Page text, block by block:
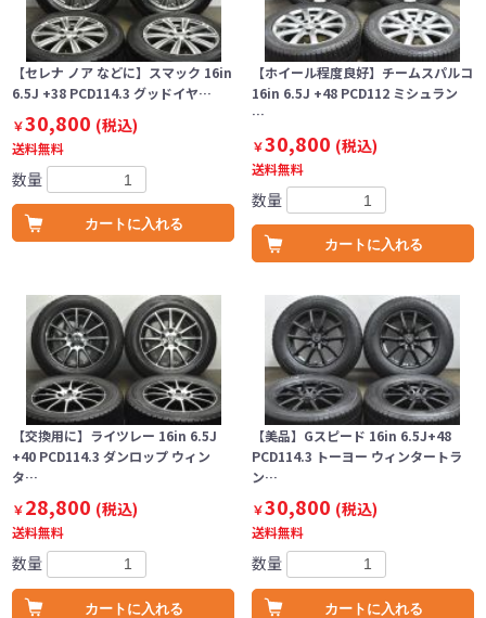
【セレナ ノア などに】スマック 16in
6.5J +38 PCD114.3 グッドイヤ…
￥30,800 (税込)
送料無料
数量
カートに入れる
【ホイール程度良好】チームスパルコ
16in 6.5J +48 PCD112 ミシュラン
…
￥30,800 (税込)
送料無料
数量
カートに入れる
【交換用に】ライツレー 16in 6.5J
+40 PCD114.3 ダンロップ ウィン
タ…
￥28,800 (税込)
送料無料
数量
カートに入れる
【美品】Gスピード 16in 6.5J+48
PCD114.3 トーヨー ウィンタートラ
ン…
￥30,800 (税込)
送料無料
数量
カートに入れる